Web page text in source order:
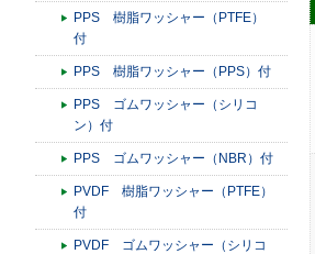
PPS 樹脂ワッシャー（PTFE）
付
PPS 樹脂ワッシャー（PPS）付
PPS ゴムワッシャー（シリコ
ン）付
PPS ゴムワッシャー（NBR）付
PVDF 樹脂ワッシャー（PTFE）
付
PVDF ゴムワッシャー（シリコ